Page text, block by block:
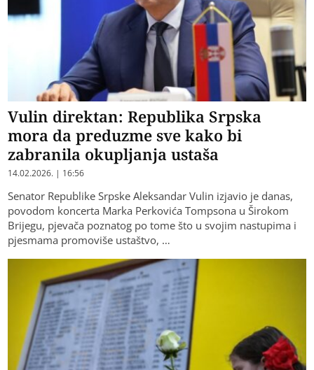
Vulin direktan: Republika Srpska
mora da preduzme sve kako bi
zabranila okupljanja ustaša
14.02.2026. | 16:56
Senator Republike Srpske Aleksandar Vulin izjavio je danas,
povodom koncerta Marka Perkovića Tompsona u Širokom
Brijegu, pjevača poznatog po tome što u svojim nastupima i
pjesmama promoviše ustaštvo, …